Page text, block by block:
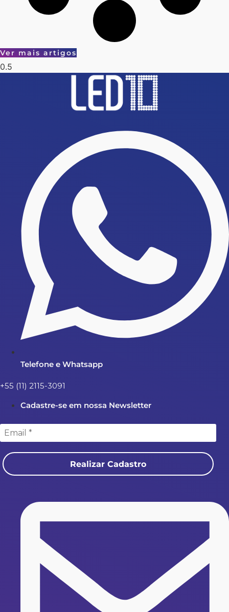
Ver mais artigos
Telefone e Whatsapp
+55 (11) 2115-3091
Cadastre-se em nossa Newsletter
Realizar Cadastro